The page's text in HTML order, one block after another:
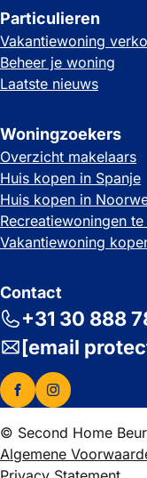
Particulieren
Vakantiewoning
Beheer je woning
Laatste nieuws
Woningzoekers
Overzicht makelaars
Huis kopen in Spanje
Huis kopen in
Recreatiewoningen
Vakantiewoning
Contact
+31 30 888
[email
© Second Home
Algemene